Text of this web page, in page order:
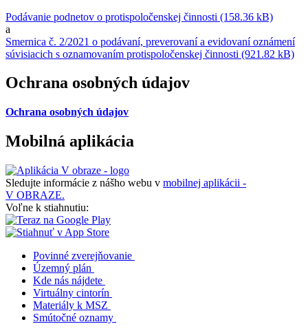
Podávanie podnetov o protispoločenskej činnosti (158.36 kB)
a
Smernica č. 2/2021 o podávaní, preverovaní a evidovaní oznámení
súvisiacich s oznamovaním protispoločenskej činnosti (921.82 kB)
Ochrana osobných údajov
Ochrana osobných údajov
Mobilná aplikácia
Sledujte informácie z nášho webu v mobilnej aplikácii -
V OBRAZE.
Voľne k stiahnutiu:
Povinné zverejňovanie
Územný plán
Kde nás nájdete
Virtuálny cintorín
Materiály k MSZ
Smútočné oznamy